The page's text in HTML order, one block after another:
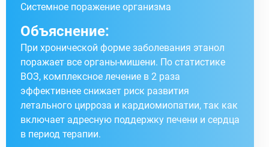
Системное поражение организма
Объяснение:
При хронической форме заболевания этанол
поражает все органы-мишени. По статистике
ВОЗ, комплексное лечение в 2 раза
эффективнее снижает риск развития
летального цирроза и кардиомиопатии, так как
включает адресную поддержку печени и сердца
в период терапии.